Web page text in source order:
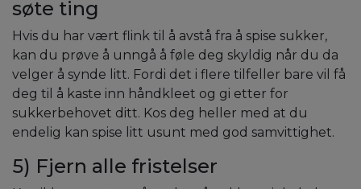
søte ting
Hvis du har vært flink til å avstå fra å spise sukker,
kan du prøve å unngå å føle deg skyldig når du da
velger å synde litt. Fordi det i flere tilfeller bare vil få
deg til å kaste inn håndkleet og gi etter for
sukkerbehovet ditt. Kos deg heller med at du
endelig kan spise litt usunt med god samvittighet.
5) Fjern alle fristelser